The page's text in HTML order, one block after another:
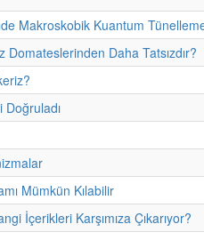
Makroskobik Kuantum
Daha Tatsızdır?
Mümkün Kılabilir
İçerikleri Karşımıza Çıkarıyor?